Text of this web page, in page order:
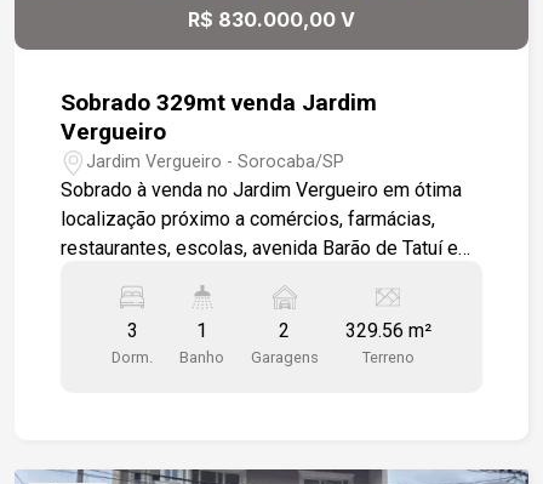
R$ 830.000,00 V
Sobrado 329mt venda Jardim
Vergueiro
Jardim Vergueiro - Sorocaba/SP
Sobrado à venda no Jardim Vergueiro em ótima
localização próximo a comércios, farmácias,
restaurantes, escolas, avenida Barão de Tatuí e
3 dormitórios, 1 banheiro social amplo, copa
cozinha ampla, lavanderia. No andar superior você
encontra uma lavanderia, copa cozinha azulejada,
3
Dorm.
1
Banho
2
Garagens
329.56 m²
Terreno